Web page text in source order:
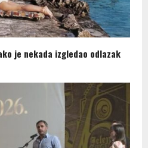
je nekada izgledao odlazak